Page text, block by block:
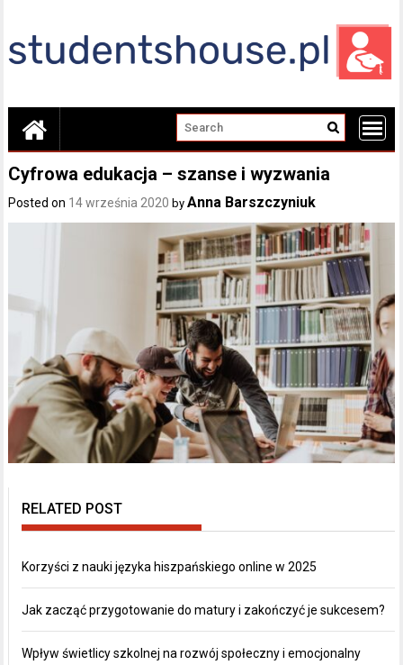
content
Cyfrowa edukacja – szanse i wyzwania
Posted on 14 września 2020 byAnna Barszczyniuk
RELATED POST
Korzyści z nauki języka hiszpańskiego online w 2025
Jak zacząć przygotowanie do matury i zakończyć je sukcesem?
Wpływ świetlicy szkolnej na rozwój społeczny i emocjonalny